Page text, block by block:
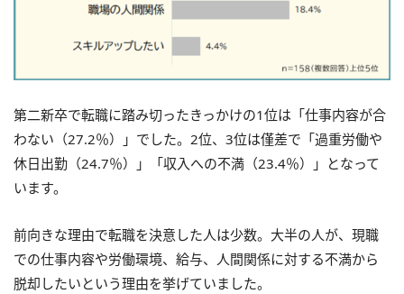
第二新卒で転職に踏み切ったきっかけの1位は「仕事内容が合
わない（27.2％）」でした。2位、3位は僅差で「過重労働や
休日出勤（24.7％）」「収入への不満（23.4％）」となって
います。
前向きな理由で転職を決意した人は少数。大半の人が、現職
での仕事内容や労働環境、給与、人間関係に対する不満から
脱却したいという理由を挙げていました。